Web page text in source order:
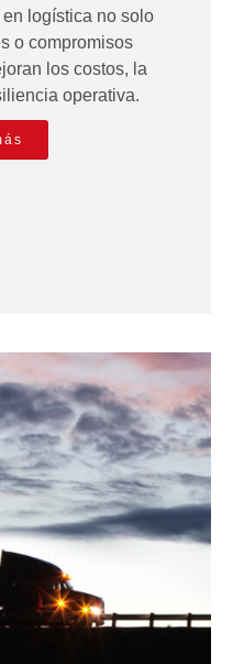
logística no solo
o compromisos
los costos, la
operativa.